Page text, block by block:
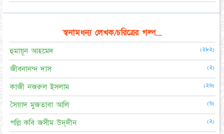
স্বনামধন্য লেখক/চরিত্রের গল্প...
হুমায়ূন আহমেদ (২৮২)
জীবনানন্দ দাস (২)
কাজী নজরুল ইসলাম (২৬)
সৈয়াদ মুজতাবা আলি (৬)
পল্লি কবি জসীম উদ্‌দীন (২)